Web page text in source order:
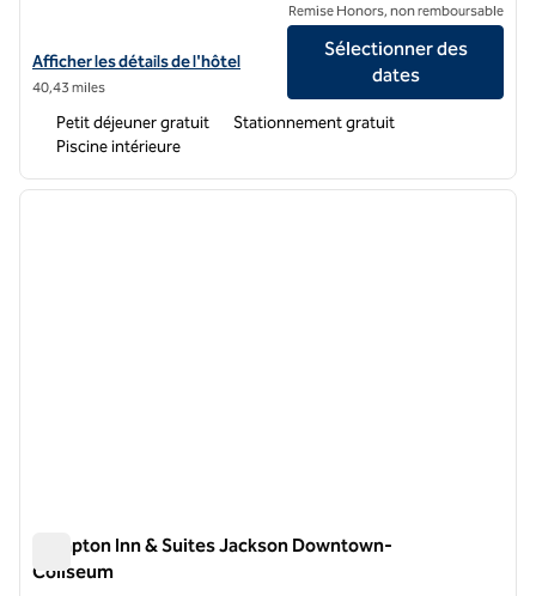
Afficher les détails de l'hôtel Homewood Suites by Hilton Jackson
Afficher les détails de l'hôtel
40,43 miles
Remise Honors, non remboursable
Sélectionner des
dates
Petit déjeuner gratuit
Stationnement gratuit
Piscine intérieure
1 sur 12
Hampton Inn & Suites Jackson Downtown-
Coliseum